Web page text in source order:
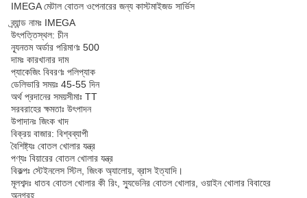
IMEGA মেটাল বোতল ওপেনারের জন্য কাস্টমাইজড সার্ভিস
ব্র্যান্ড নামঃ IMEGA
উৎপত্তিস্থল: চীন
ন্যূনতম অর্ডার পরিমাণঃ 500
দামঃ কারখানার দাম
প্যাকেজিং বিবরণঃ পলিপ্যাক
ডেলিভারি সময়ঃ 45-55 দিন
অর্থ প্রদানের সময়সীমাঃ TT
সরবরাহের ক্ষমতাঃ উৎপাদন
উপাদানঃ জিংক খাদ
বিক্রয় বাজার: বিশ্বব্যাপী
বৈশিষ্ট্যঃ বোতল খোলার যন্ত্র
পণ্যঃ বিয়ারের বোতল খোলার যন্ত্র
বিকল্পঃ স্টেইনলেস স্টিল, জিংক অ্যালোয়, ব্রাস ইত্যাদি।
মূলশব্দঃ ধাতব বোতল খোলার কী রিং, স্যুভেনির বোতল খোলার, ওয়াইন খোলার বিবাহের
অনুগ্রহ